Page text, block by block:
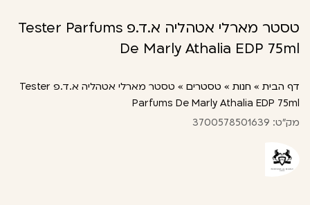
טסטר מארלי אטהליה א.ד.פ Tester Parfums
De Marly Athalia EDP 75ml
דף הבית » חנות » טסטרים »
טסטר מארלי אטהליה א.ד.פ Tester
Parfums De Marly Athalia EDP 75ml
מק"ט: 3700578501639